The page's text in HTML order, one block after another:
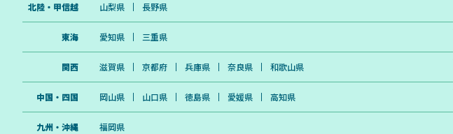
北陸・甲信越 山梨県 長野県
東海 愛知県 三重県
関西 滋賀県 京都府 兵庫県 奈良県 和歌山県
中国・四国 岡山県 山口県 徳島県 愛媛県 高知県
九州・沖縄 福岡県